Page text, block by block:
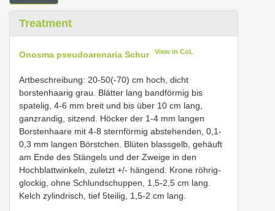
Treatment
Onosma pseudoarenaria Schur View in CoL
Artbeschreibung: 20-50(-70) cm hoch, dicht
borstenhaarig grau. Blätter lang bandförmig bis
spatelig, 4-6 mm breit und bis über 10 cm lang,
ganzrandig, sitzend. Höcker der 1-4 mm langen
Borstenhaare mit 4-8 sternförmig abstehenden, 0,1-
0,3 mm langen Börstchen. Blüten blassgelb, gehäuft
am Ende des Stängels und der Zweige in den
Hochblattwinkeln, zuletzt +/- hängend. Krone röhrig-
glockig, ohne Schlundschuppen, 1,5-2,5 cm lang.
Kelch zylindrisch, tief 5teilig, 1,5-2 cm lang.